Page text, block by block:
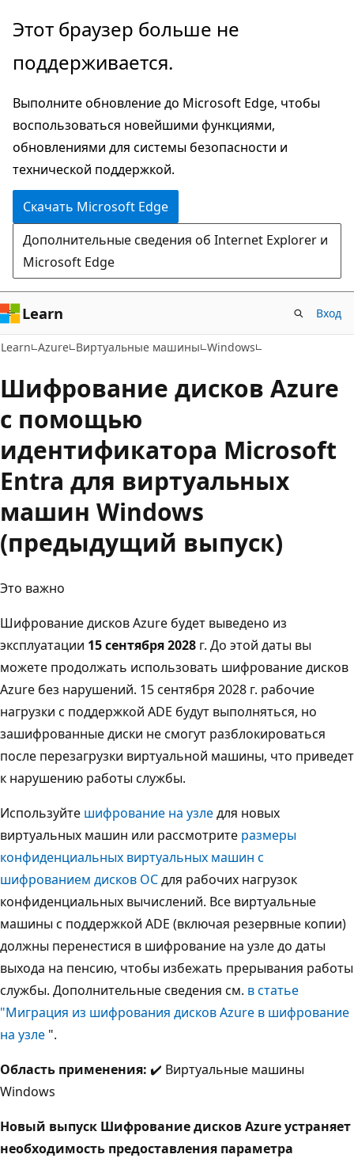
Пропустить
перейти
основному
содержимому
Этот браузер больше не
поддерживается.
Выполните обновление до Microsoft Edge, чтобы
воспользоваться новейшими функциями,
обновлениями для системы безопасности и
технической поддержкой.
Скачать Microsoft Edge
Дополнительные сведения об Internet Explorer и
Microsoft Edge
Learn Вход
Learn Azure Виртуальные машины Windows
Шифрование дисков Azure
с помощью
идентификатора Microsoft
Entra для виртуальных
машин Windows
(предыдущий выпуск)
Это важно
Шифрование дисков Azure будет выведено из
эксплуатации 15 сентября 2028 г. До этой даты вы
можете продолжать использовать шифрование дисков
Azure без нарушений. 15 сентября 2028 г. рабочие
нагрузки с поддержкой ADE будут выполняться, но
зашифрованные диски не смогут разблокироваться
после перезагрузки виртуальной машины, что приведет
к нарушению работы службы.
Используйте шифрование на узледля новых
виртуальных машин или рассмотрите размеры
конфиденциальных виртуальных машин с
шифрованием дисков ОСдля рабочих нагрузок
конфиденциальных вычислений. Все виртуальные
машины с поддержкой ADE (включая резервные копии)
должны перенестися в шифрование на узле до даты
выхода на пенсию, чтобы избежать прерывания работы
службы. Дополнительные сведения см. в статье
"Миграция из шифрования дисков Azure в шифрование
на узле ".
Область применения: ✔️ Виртуальные машины
Windows
Новый выпуск Шифрование дисков Azure устраняет
необходимость предоставления параметра